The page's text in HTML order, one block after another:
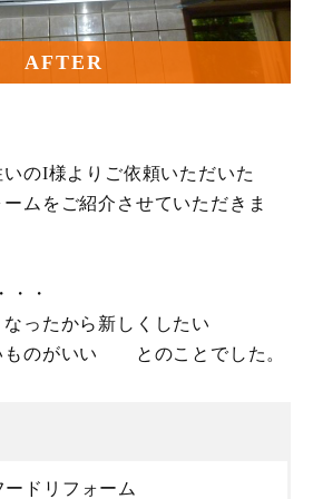
AFTER
のI様よりご依頼いただいた
ムをご紹介させていただきま
・・
なったから新しくしたい
ものがいい とのことでした。
ドリフォーム